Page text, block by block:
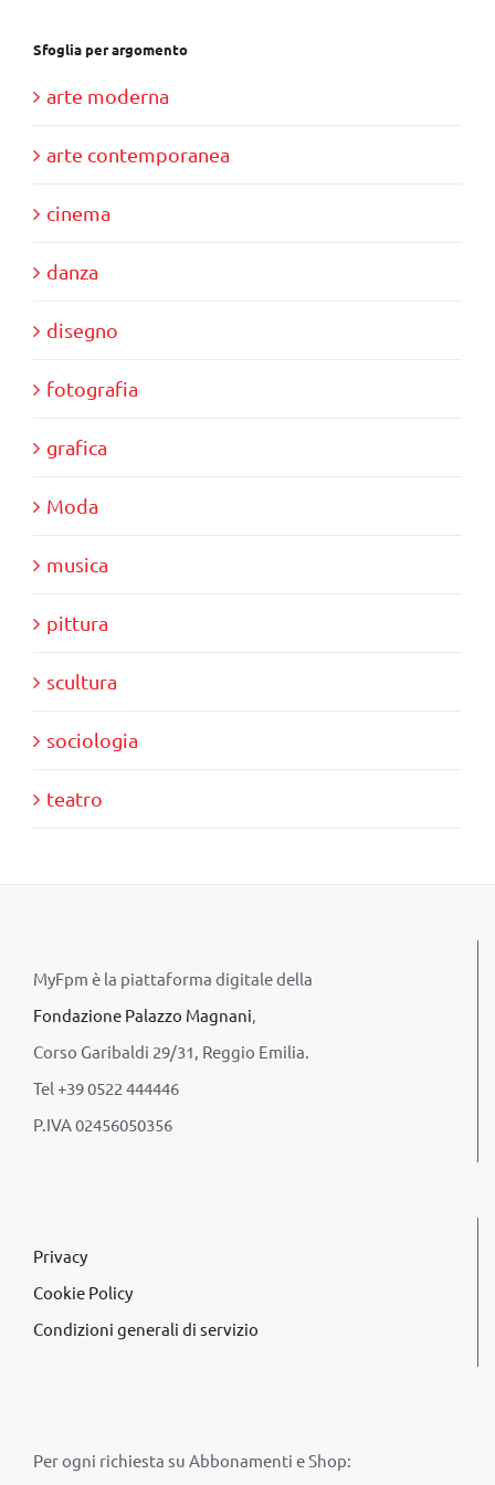
Sfoglia per argomento
arte moderna
arte contemporanea
cinema
danza
disegno
fotografia
grafica
Moda
musica
pittura
scultura
sociologia
teatro
MyFpm è la piattaforma digitale della
Fondazione Palazzo Magnani,
Corso Garibaldi 29/31, Reggio Emilia.
Tel +39 0522 444446
P.IVA 02456050356
Privacy
Cookie Policy
Condizioni generali di servizio
Per ogni richiesta su Abbonamenti e Shop: